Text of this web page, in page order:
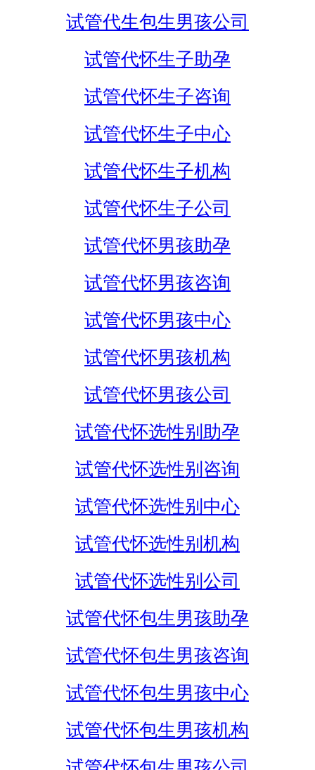
试管代生包生男孩公司
试管代怀生子助孕
试管代怀生子咨询
试管代怀生子中心
试管代怀生子机构
试管代怀生子公司
试管代怀男孩助孕
试管代怀男孩咨询
试管代怀男孩中心
试管代怀男孩机构
试管代怀男孩公司
试管代怀选性别助孕
试管代怀选性别咨询
试管代怀选性别中心
试管代怀选性别机构
试管代怀选性别公司
试管代怀包生男孩助孕
试管代怀包生男孩咨询
试管代怀包生男孩中心
试管代怀包生男孩机构